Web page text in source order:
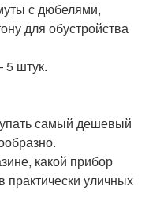
с дюбелями,
для обустройства
штук.
самый дешевый
какой прибор
практически уличных